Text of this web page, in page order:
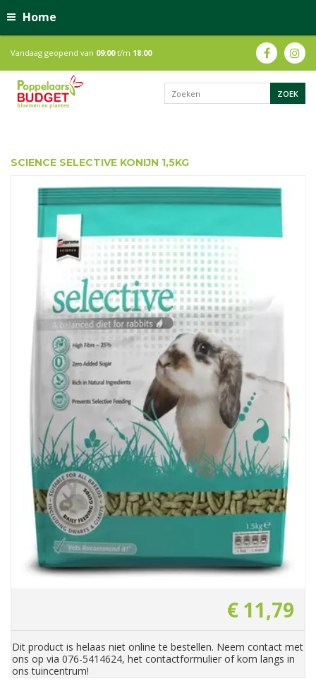
Home
Vandaag geopend van 09:00t/m 18:00
SCIENCE SELECTIVE KONIJN 1,5KG
€ 11,79
Dit product is helaas niet online te bestellen. Neem contact met
ons op via 076-5414624, het contactformulier of kom langs in
ons tuincentrum!